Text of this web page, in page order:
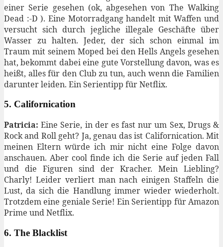
einer Serie gesehen (ok, abgesehen von The Walking
Dead :-D ). Eine Motorradgang handelt mit Waffen und
versucht sich durch jegliche illegale Geschäfte über
Wasser zu halten. Jeder, der sich schon einmal im
Traum mit seinem Moped bei den Hells Angels gesehen
hat, bekommt dabei eine gute Vorstellung davon, was es
heißt, alles für den Club zu tun, auch wenn die Familien
darunter leiden. Ein Serientipp für Netflix.
5. Californication
Patricia: Eine Serie, in der es fast nur um Sex, Drugs &
Rock and Roll geht? Ja, genau das ist Californication. Mit
meinen Eltern würde ich mir nicht eine Folge davon
anschauen. Aber cool finde ich die Serie auf jeden Fall
und die Figuren sind der Kracher. Mein Liebling?
Charly! Leider verliert man nach einigen Staffeln die
Lust, da sich die Handlung immer wieder wiederholt.
Trotzdem eine geniale Serie! Ein Serientipp für Amazon
Prime und Netflix.
6. The Blacklist